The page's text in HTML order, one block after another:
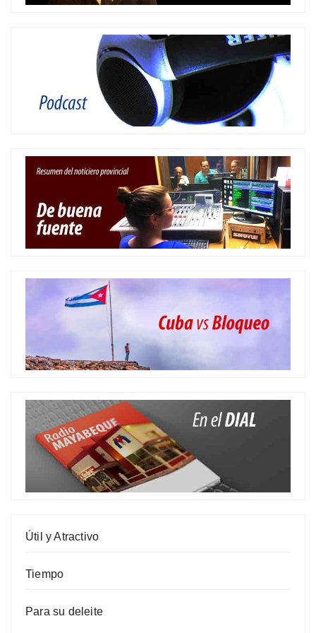
Útil y Atractivo
Tiempo
Para su deleite